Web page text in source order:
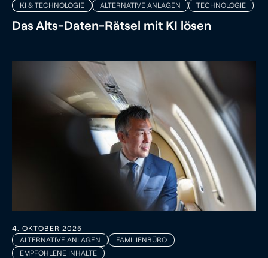
KI & TECHNOLOGIE
ALTERNATIVE ANLAGEN TECHNOLOGIE
Das Alts-Daten-Rätsel mit KI lösen
4. OKTOBER 2025
ALTERNATIVE ANLAGEN
FAMILIENBÜRO
EMPFOHLENE INHALTE